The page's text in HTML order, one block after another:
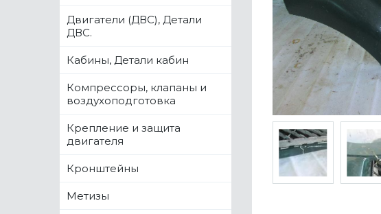
Двигатели (ДВС), Детали
ДВС.
Кабины, Детали кабин
Компрессоры, клапаны и
воздухоподготовка
Крепление и защита
двигателя
Кронштейны
Метизы